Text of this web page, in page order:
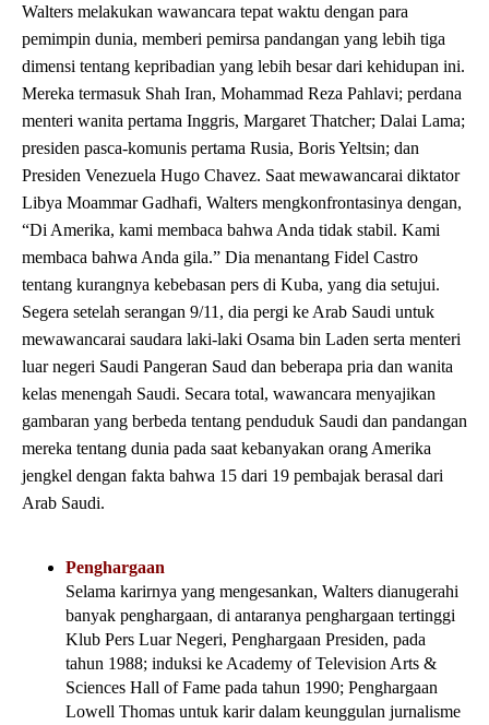
Walters melakukan wawancara tepat waktu dengan para
pemimpin dunia, memberi pemirsa pandangan yang lebih tiga
dimensi tentang kepribadian yang lebih besar dari kehidupan ini.
Mereka termasuk Shah Iran, Mohammad Reza Pahlavi; perdana
menteri wanita pertama Inggris, Margaret Thatcher; Dalai Lama;
presiden pasca-komunis pertama Rusia, Boris Yeltsin; dan
Presiden Venezuela Hugo Chavez. Saat mewawancarai diktator
Libya Moammar Gadhafi, Walters mengkonfrontasinya dengan,
“Di Amerika, kami membaca bahwa Anda tidak stabil. Kami
membaca bahwa Anda gila.” Dia menantang Fidel Castro
tentang kurangnya kebebasan pers di Kuba, yang dia setujui.
Segera setelah serangan 9/11, dia pergi ke Arab Saudi untuk
mewawancarai saudara laki-laki Osama bin Laden serta menteri
luar negeri Saudi Pangeran Saud dan beberapa pria dan wanita
kelas menengah Saudi. Secara total, wawancara menyajikan
gambaran yang berbeda tentang penduduk Saudi dan pandangan
mereka tentang dunia pada saat kebanyakan orang Amerika
jengkel dengan fakta bahwa 15 dari 19 pembajak berasal dari
Arab Saudi.
Penghargaan
Selama karirnya yang mengesankan, Walters dianugerahi
banyak penghargaan, di antaranya penghargaan tertinggi
Klub Pers Luar Negeri, Penghargaan Presiden, pada
tahun 1988; induksi ke Academy of Television Arts &
Sciences Hall of Fame pada tahun 1990; Penghargaan
Lowell Thomas untuk karir dalam keunggulan jurnalisme